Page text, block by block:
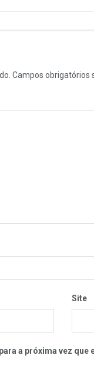
Campos obrigatórios
Site
a próxima vez que